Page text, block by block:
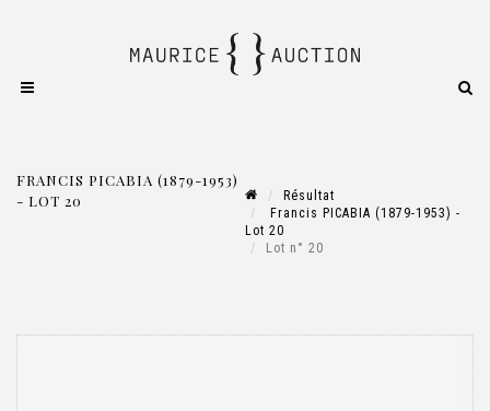
FRANCIS PICABIA (1879-1953)
- LOT 20
Résultat
Francis PICABIA (1879-1953) -
Lot 20
Lot n° 20